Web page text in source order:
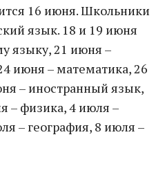
16 июня. Школьники
язык. 18 и 19 июня
языку, 21 июня –
июня – математика, 26
– иностранный язык,
– физика, 4 июля –
– география, 8 июля –